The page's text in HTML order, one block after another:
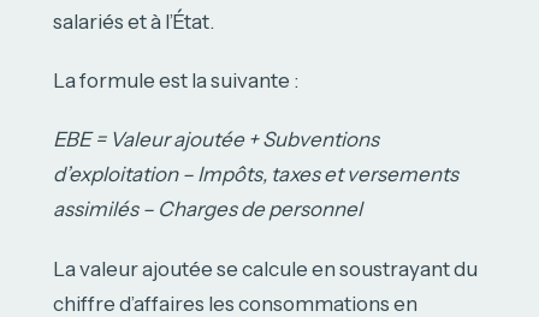
salariés et à l’État.
La formule est la suivante :
EBE = Valeur ajoutée + Subventions
d’exploitation – Impôts, taxes et versements
assimilés – Charges de personnel
La valeur ajoutée se calcule en soustrayant du
chiffre d’affaires les consommations en